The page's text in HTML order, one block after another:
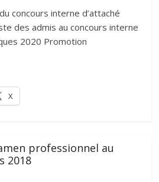
concours interne d’attaché
des admis au concours interne
2020 Promotion
X
professionnel au
2018